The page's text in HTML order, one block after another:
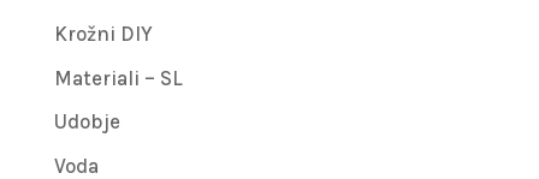
Krožni DIY
Materiali – SL
Udobje
Voda